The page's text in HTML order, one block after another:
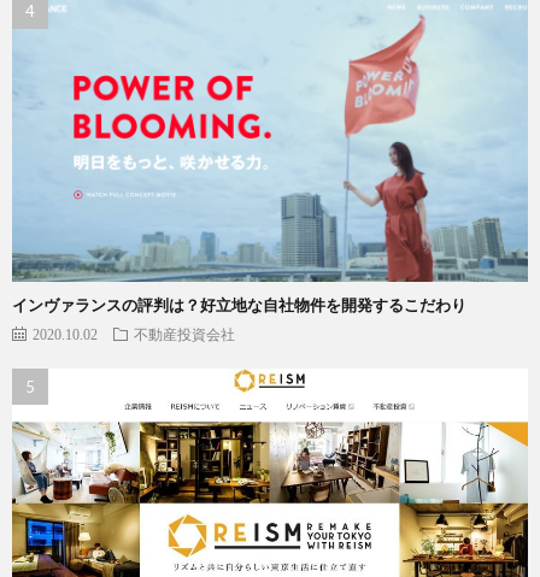
インヴァランスの評判は？好立地な自社物件を開発するこだわり
2020.10.02 不動産投資会社